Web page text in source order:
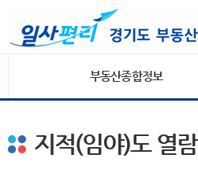
부동산종합정보
지적(임야)도 열람